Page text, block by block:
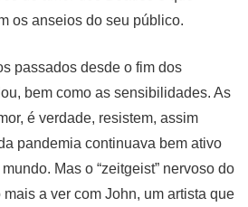
os anseios do seu público.
passados desde o fim dos
bem como as sensibilidades. As
é verdade, resistem, assim
pandemia continuava bem ativo
Mas o “zeitgeist” nervoso do
a ver com John, um artista que